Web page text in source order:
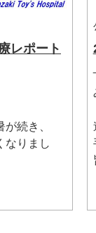
レポート
続き、
なりまし